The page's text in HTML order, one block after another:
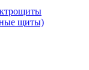
щиты)